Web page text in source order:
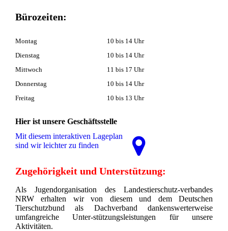
Bürozeiten:
Montag
10 bis 14 Uhr
Dienstag
10 bis 14 Uhr
Mittwoch
11 bis 17 Uhr
Donnerstag
10 bis 14 Uhr
Freitag
10 bis 13 Uhr
Hier ist unsere Geschäftsstelle
Mit diesem interaktiven La­ge­plan
sind wir leichter zu finden
Zugehörigkeit und Unterstützung:
Als Jugendorganisation des Landestierschutz-verbandes
NRW erhalten wir von diesem und dem Deutschen
Tierschutzbund als Dachverband dankenswerterweise
umfangreiche Unter-stützungsleistungen für unsere
Aktivitäten.